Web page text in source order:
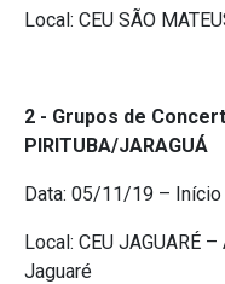
Local: CEU SÃO
2 ​- Grupos de
PIRITUBA/JARAGUÁ
Data: ​05/11/19​ – Início
Local: CEU JAGUARÉ
Jaguaré